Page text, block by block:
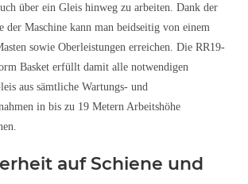
über ein Gleis hinweg zu arbeiten. Dank der
der Maschine kann man beidseitig von einem
sowie Oberleistungen erreichen. Die RR19-
Basket erfüllt damit alle notwendigen
aus sämtliche Wartungs- und
in bis zu 19 Metern Arbeitshöhe
auf Schiene und